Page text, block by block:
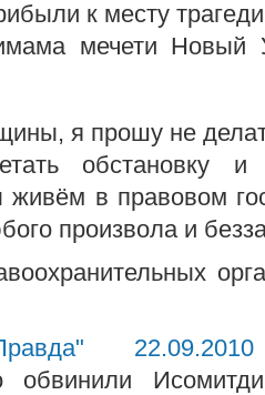
к месту
мечети Новый
я прошу не
обстановку и
в правовом
произвола и
22.09.2010
обвинили